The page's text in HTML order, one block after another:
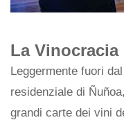
La Vinocracia
Leggermente fuori
residenziale di
grandi carte dei vini